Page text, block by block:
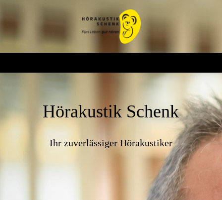
Hörakustik Schenk
Ihr zuverlässiger Hörakustiker